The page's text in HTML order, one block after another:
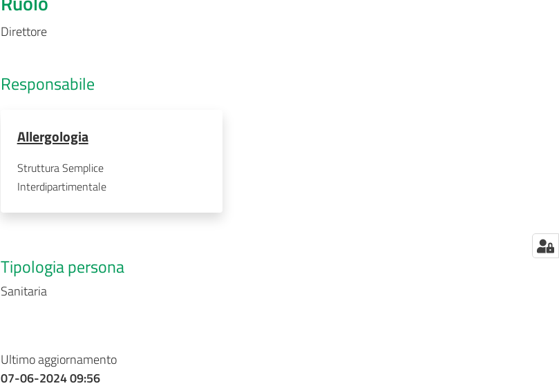
Direttore
Responsabile
Allergologia
Struttura Semplice
Interdipartimentale
Tipologia persona
Sanitaria
Ultimo aggiornamento
07-06-2024 09:56